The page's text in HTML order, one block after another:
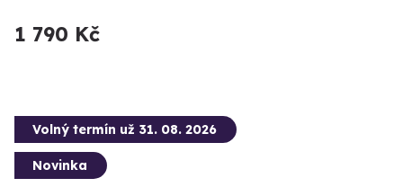
1 790 Kč
Volný termín už 31. 08. 2026
Novinka